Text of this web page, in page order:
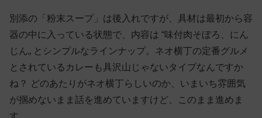
別添の「粉末スープ」は後入れですが、具材は最初から容
器の中に入っている状態で、内容は “味付肉そぼろ、にん
じん„ とシンプルなラインナップ。ネオ横丁の定番グルメ
とされているカレーも具沢山じゃないタイプなんですか
ね？ どのあたりがネオ横丁らしいのか、いまいち雰囲気
が掴めないまま話を進めていますけど、このまま進めま
す。